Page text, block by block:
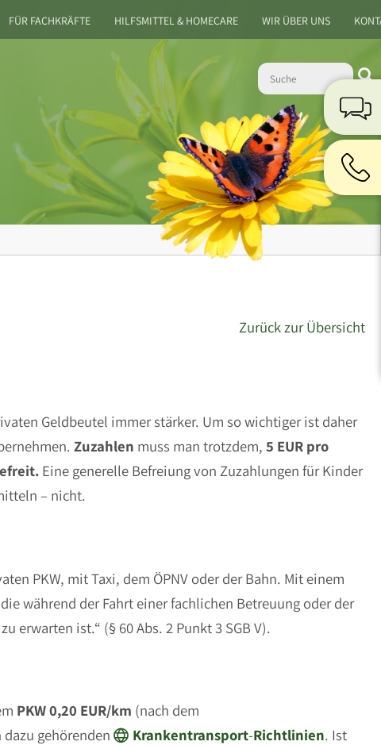
FÜR FACHKRÄFTE HILFSMITTEL & HOMECARE WIR ÜBER UNS
Zurück zur Übersicht
Geldbeutel immer stärker. Um so wichtiger ist daher
Zuzahlen muss man trotzdem, 5 EUR pro
Eine generelle Befreiung von Zuzahlungen für Kinder
– nicht.
PKW, mit Taxi, dem ÖPNV oder der Bahn. Mit einem
während der Fahrt einer fachlichen Betreuung oder der
erwarten ist.“ (§ 60 Abs. 2 Punkt 3 SGB V).
PKW 0,20 EUR/km (nach dem
gehörenden
Krankentransport-Richtlinien. Ist